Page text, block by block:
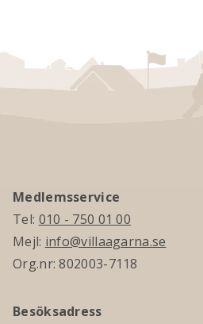
Medlemsservice
Tel: 010 - 750 01 00
Mejl: info@villaagarna.se
Org.nr: 802003-7118
Besöksadress